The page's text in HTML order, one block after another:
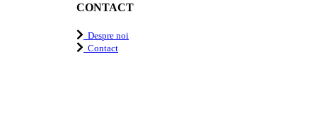
CONTACT
Despre noi
Contact